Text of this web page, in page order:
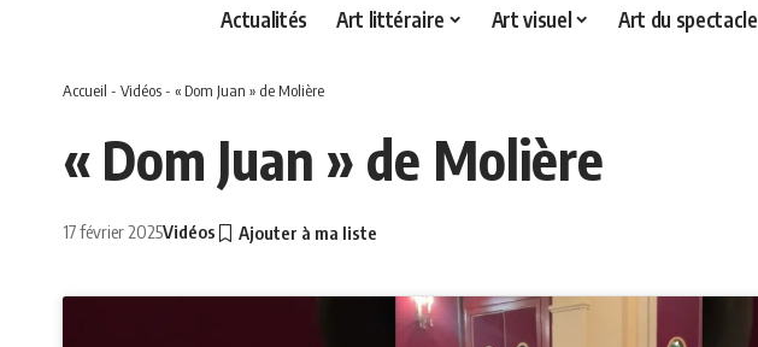
Actualités Art littéraire Art visuel Art du spectacle
Accueil - Vidéos- « Dom Juan » de Molière
« Dom Juan » de Molière
17 février 2025Vidéos